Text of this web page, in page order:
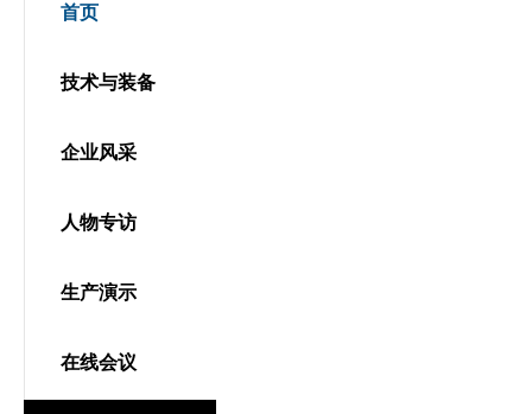
首页
技术与装备
企业风采
人物专访
生产演示
在线会议